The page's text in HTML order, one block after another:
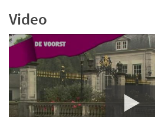
Video